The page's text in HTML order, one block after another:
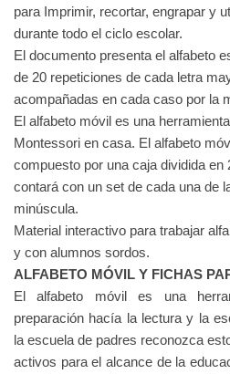
para Imprimir, recortar, engrapar y
durante todo el ciclo escolar.
El documento presenta el alfabeto
de 20 repeticiones de cada letra
acompañadas en cada caso por la
El alfabeto móvil es una
Montessori en casa. El alfabeto
compuesto por una caja dividida
contará con un set de cada una de
minúscula.
Material interactivo para trabajar
y con alumnos sordos.
ALFABETO MÓVIL Y FICHAS
El alfabeto móvil es una
preparación hacía la lectura y la
la escuela de padres reconozca
activos para el alcance de la